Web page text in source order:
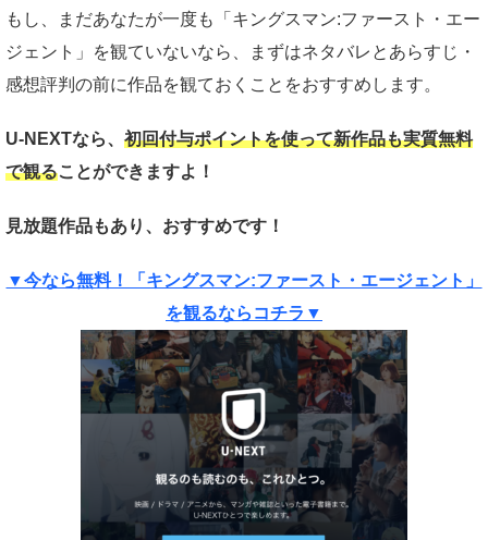
もし、まだあなたが一度も「キングスマン:ファースト・エー
ジェント」を観ていないなら、まずはネタバレとあらすじ・
感想評判の前に作品を観ておくことをおすすめします。
U-NEXTなら、 初回付与ポイントを使って新作品も実質無料
で観ることができますよ！
見放題作品もあり、おすすめです！
▼今なら無料！「キングスマン:ファースト・エージェント」
を観るならコチラ▼